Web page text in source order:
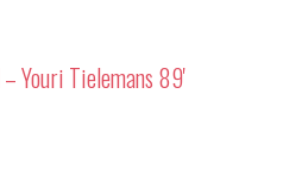
Youri Tielemans 89'